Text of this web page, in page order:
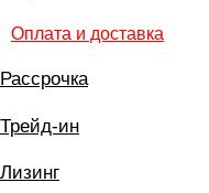
Оплата и доставка
Рассрочка
Трейд-ин
Лизинг